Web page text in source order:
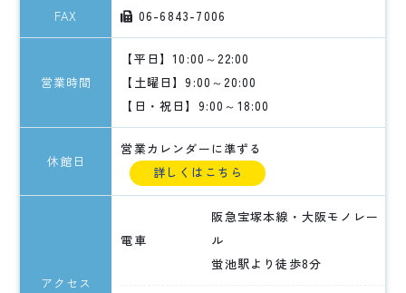
FAX 06-6843-7006
営業時間
【平日】10:00～22:00
【土曜日】9:00～20:00
【日・祝日】9:00～18:00
休館日
営業カレンダーに準ずる
詳しくはこちら
アクセス
電車
阪急宝塚本線・大阪モノレー
ル
蛍池駅より徒歩8分